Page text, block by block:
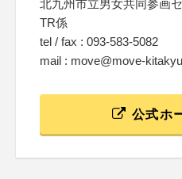
北九州市立男女共同参画
TR係
tel / fax : 093-583-5082
mail : move@move-
公式ホ